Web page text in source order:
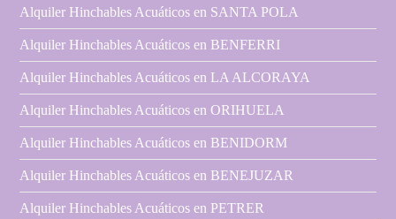
Alquiler Hinchables Acuáticos en SANTA POLA
Alquiler Hinchables Acuáticos en BENFERRI
Alquiler Hinchables Acuáticos en LA ALCORAYA
Alquiler Hinchables Acuáticos en ORIHUELA
Alquiler Hinchables Acuáticos en BENIDORM
Alquiler Hinchables Acuáticos en BENEJUZAR
Alquiler Hinchables Acuáticos en PETRER